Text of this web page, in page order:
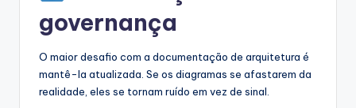
governança
O maior desafio com a documentação de arquitetura é
mantê-la atualizada. Se os diagramas se afastarem da
realidade, eles se tornam ruído em vez de sinal.